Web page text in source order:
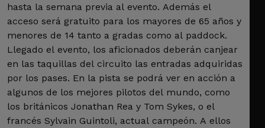
hasta la semana previa al evento. Además el
acceso será gratuito para los mayores de 65 años y
menores de 14 tanto a gradas como al paddock.
Llegado el evento, los aficionados deberán canjear
en las taquillas del circuito las entradas adquiridas
por los pases. En la pista se podrá ver en acción a
algunos de los mejores pilotos del mundo, como
los británicos Jonathan Rea y Tom Sykes, o el
francés Sylvain Guintoli, actual campeón. A ellos